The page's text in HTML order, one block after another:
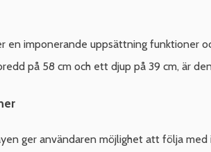
en imponerande uppsättning funktioner
på 58 cm och ett djup på 39 cm, är
ger användaren möjlighet att följa